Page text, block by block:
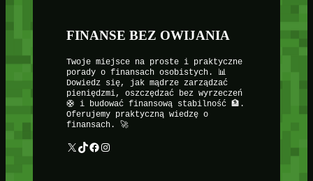
FINANSE BEZ OWIJANIA
Twoje miejsce na proste i praktyczne
porady o finansach osobistych. 📊
Dowiedz się, jak mądrze zarządzać
pieniędzmi, oszczędzać bez wyrzeczeń
🛟 i budować finansową stabilność 🏦.
Oferujemy praktyczną wiedzę o
finansach. 🚀
X TikTok Facebook Instagram